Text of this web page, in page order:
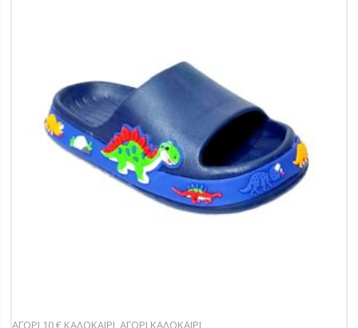
ΑΓΟΡΙ 10 € ΚΑΛΟΚΑΙΡΙ ΑΓΟΡΙ ΚΑΛΟΚΑΙΡΙ